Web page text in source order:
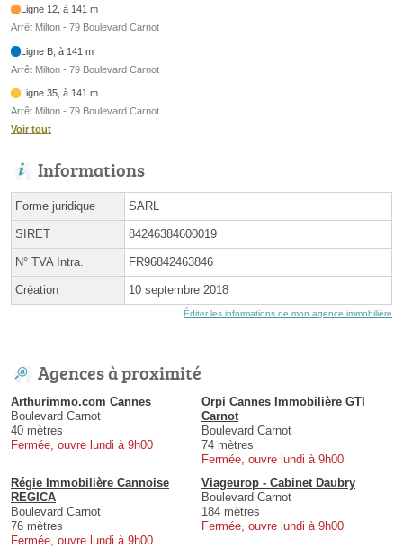
Ligne 12, à 141 m
Arrêt Milton - 79 Boulevard Carnot
Ligne B, à 141 m
Arrêt Milton - 79 Boulevard Carnot
Ligne 35, à 141 m
Arrêt Milton - 79 Boulevard Carnot
Voir tout
Informations
Forme juridique SARL
SIRET 84246384600019
N° TVA Intra. FR96842463846
Création 10 septembre 2018
Éditer les informations de mon agence immobilière
Agences à proximité
Arthurimmo.com Cannes
Boulevard Carnot
40 mètres
Fermée, ouvre lundi à 9h00
Orpi Cannes Immobilière GTI
Carnot
Boulevard Carnot
74 mètres
Fermée, ouvre lundi à 9h00
Régie Immobilière Cannoise
REGICA
Boulevard Carnot
76 mètres
Fermée, ouvre lundi à 9h00
Viageurop - Cabinet Daubry
Boulevard Carnot
184 mètres
Fermée, ouvre lundi à 9h00